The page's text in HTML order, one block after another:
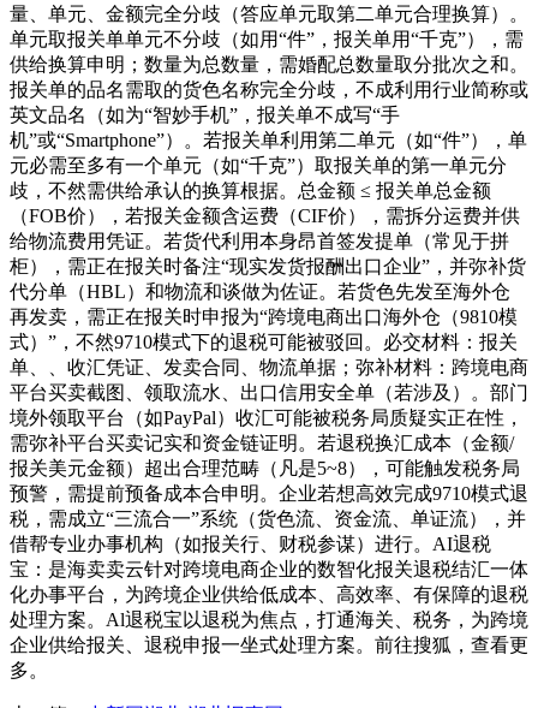
量、单元、金额完全分歧（答应单元取第二单元合理换算）。
单元取报关单单元不分歧（如用“件”，报关单用“千克”），需
供给换算申明；数量为总数量，需婚配总数量取分批次之和。
报关单的品名需取的货色名称完全分歧，不成利用行业简称或
英文品名（如为“智妙手机”，报关单不成写“手
机”或“Smartphone”）。若报关单利用第二单元（如“件”），单
元必需至多有一个单元（如“千克”）取报关单的第一单元分
歧，不然需供给承认的换算根据。总金额 ≤ 报关单总金额
（FOB价），若报关金额含运费（CIF价），需拆分运费并供
给物流费用凭证。若货代利用本身昂首签发提单（常见于拼
柜），需正在报关时备注“现实发货报酬出口企业”，并弥补货
代分单（HBL）和物流和谈做为佐证。若货色先发至海外仓
再发卖，需正在报关时申报为“跨境电商出口海外仓（9810模
式）”，不然9710模式下的退税可能被驳回。必交材料：报关
单、、收汇凭证、发卖合同、物流单据；弥补材料：跨境电商
平台买卖截图、领取流水、出口信用安全单（若涉及）。部门
境外领取平台（如PayPal）收汇可能被税务局质疑实正在性，
需弥补平台买卖记实和资金链证明。若退税换汇成本（金额/
报关美元金额）超出合理范畴（凡是5~8），可能触发税务局
预警，需提前预备成本合申明。企业若想高效完成9710模式退
税，需成立“三流合一”系统（货色流、资金流、单证流），并
借帮专业办事机构（如报关行、财税参谋）进行。AI退税
宝：是海卖卖云针对跨境电商企业的数智化报关退税结汇一体
化办事平台，为跨境企业供给低成本、高效率、有保障的退税
处理方案。Al退税宝以退税为焦点，打通海关、税务，为跨境
企业供给报关、退税申报一坐式处理方案。前往搜狐，查看更
多。